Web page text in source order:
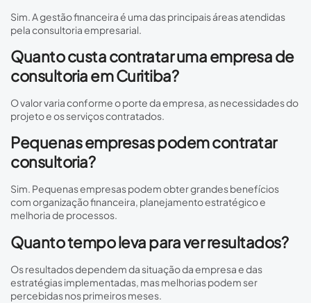
Sim. A gestão financeira é uma das principais áreas atendidas
pela consultoria empresarial.
Quanto custa contratar uma empresa de
consultoria em Curitiba?
O valor varia conforme o porte da empresa, as necessidades do
projeto e os serviços contratados.
Pequenas empresas podem contratar
consultoria?
Sim. Pequenas empresas podem obter grandes benefícios
com organização financeira, planejamento estratégico e
melhoria de processos.
Quanto tempo leva para ver resultados?
Os resultados dependem da situação da empresa e das
estratégias implementadas, mas melhorias podem ser
percebidas nos primeiros meses.